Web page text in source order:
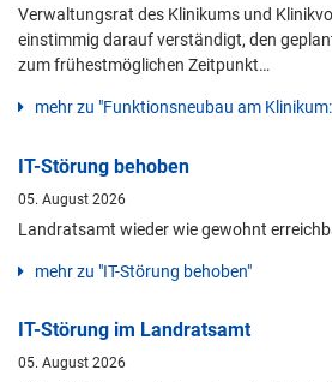
Verwaltungsrat des Klinikums und
einstimmig darauf verständigt, den
zum frühestmöglichen Zeitpunkt…
mehr zu "Funktionsneubau am
IT-Störung behoben
05. August 2026
Landratsamt wieder wie gewohnt
mehr zu "IT-Störung behoben"
IT-Störung im Landratsamt
05. August 2026